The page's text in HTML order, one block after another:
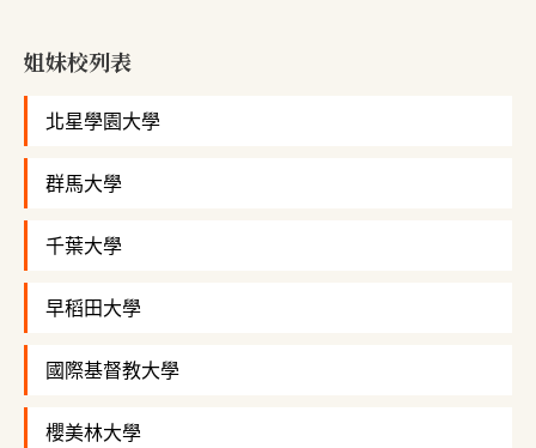
姐妹校列表
北星學園大學
群馬大學
千葉大學
早稻田大學
國際基督教大學
櫻美林大學